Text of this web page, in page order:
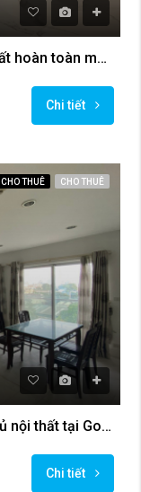
Cho thuê căn hộ 2 phòng ngủ nội thất hoàn toàn mới tại Golden Westlake
Chi tiết
CHO THUÊ CHO THUÊ
Cho thuê căn hộ 3 phòng ngủ đầy đủ nội thất tại Golden Westlake
Chi tiết